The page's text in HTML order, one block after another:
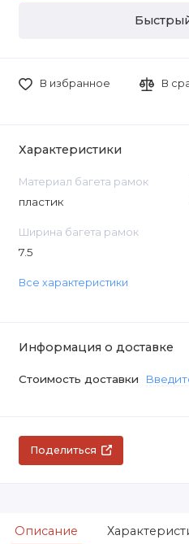
В избранное В
Характеристики
Материал багета рамок
пластик
Ширина багета рамок
7.5
Все характеристики
Информация о доставке
Стоимость доставки
Поделиться
Описание